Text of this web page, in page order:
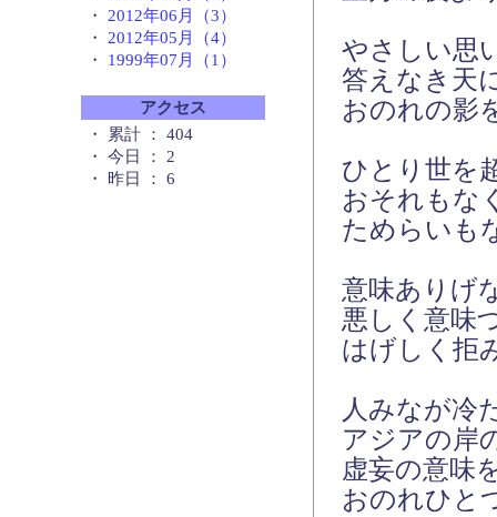
・ 2012年06月（3）
・ 2012年05月（4）
・ 1999年07月（1）
アクセス
・ 累計 ： 404
・ 今日 ： 2
・ 昨日 ： 6
やさしい思
答えなき天
おのれの影
ひとり世を
おそれもな
ためらいも
意味ありげ
悪しく意味
はげしく
人みなが冷
アジアの岸
虚妄の意味
おのれひと